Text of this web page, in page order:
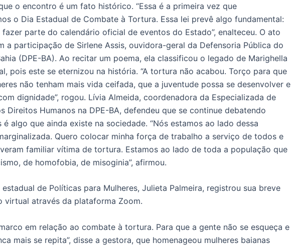
o encontro é um fato histórico. “Essa é a primeira vez que
o Dia Estadual de Combate à Tortura. Essa lei prevê algo fundamental:
fazer parte do calendário oficial de eventos do Estado”, enalteceu. O ato
a participação de Sirlene Assis, ouvidora-geral da Defensoria Pública do
(DPE-BA). Ao recitar um poema, ela classificou o legado de Marighella
pois este se eternizou na história. “A tortura não acabou. Torço para que
não tenham mais vida ceifada, que a juventude possa se desenvolver e
dignidade”, rogou. Lívia Almeida, coordenadora da Especializada de
Direitos Humanos na DPE-BA, defendeu que se continue debatendo
algo que ainda existe na sociedade. “Nós estamos ao lado dessa
Quero colocar minha força de trabalho a serviço de todos e
familiar vítima de tortura. Estamos ao lado de toda a população que
de homofobia, de misoginia”, afirmou.
de Políticas para Mulheres, Julieta Palmeira, registrou sua breve
virtual através da plataforma Zoom.
em relação ao combate à tortura. Para que a gente não se esqueça e
mais se repita”, disse a gestora, que homenageou mulheres baianas